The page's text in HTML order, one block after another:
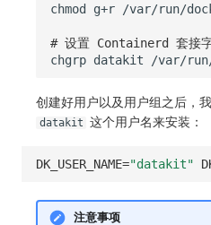
chmod
g+r
# 设置 Containerd 套接字
chgrp datakit
创建好用户以及用户组之后，
datakit 这个用户名来安装：
DK_USER_NAME="datakit"
注意事项